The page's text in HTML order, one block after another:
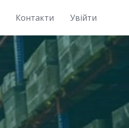
Контакти Увійти